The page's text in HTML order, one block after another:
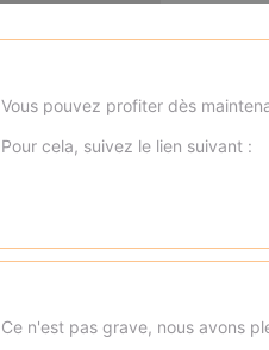
Base
Vous pouvez profiter dès
Pour cela, suivez le lien suivant :
Ce n'est pas grave, nous avons